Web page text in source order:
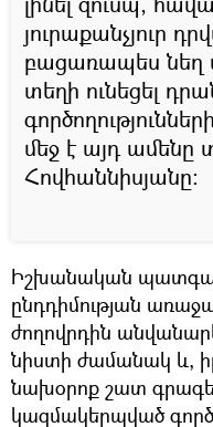
յուրաքանչյուր
բացառապես նեղ
տեղի ունեցել
մեջ է այդ ամենը
Հովհաննիսյանը։
Իշխանական
ընդդիմության
ժողովրդին
նիստի ժամանակ և,
նախօրոք շատ
կազմակերպված